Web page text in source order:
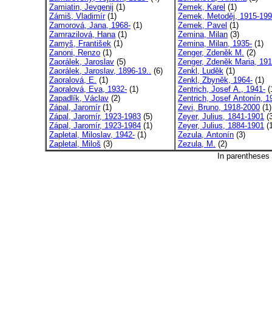
Zamiatin, Jevgenij (1)
Zámiš, Vladimír(1)
Zamorová, Jana, 1968- (1)
Zamrazilová, Hana(1)
Zamyš, František (1)
Zanoni, Renzo (1)
Zaorálek, Jaroslav (5)
Zaorálek, Jaroslav, 1896-19.. (6)
Zaoralová, E. (1)
Zaoralová, Eva, 1932- (1)
Zapadlík, Václav (2)
Zápal, Jaromír(1)
Zápal, Jaromír, 1923-1983 (5)
Zápal, Jaromír, 1923-1984 (1)
Zapletal, Miloslav, 1942- (1)
Zapletal, Miloš (3)
Zemek, Karel (1)
Zemek, Metoděj, 1915-
Zemek, Pavel (1)
Zemina, Milan (3)
Zemina, Milan, 1935- (1)
Zenger, Zdeněk M. (2)
Zenger, Zdeněk Maria,
Zenkl, Luděk (1)
Zenkl, Zbyněk, 1964- (1)
Zentrich, Josef A., 1941-
Zentrich, Josef Antonín,
Zevi, Bruno, 1918-2000 (1)
Zeyer, Julius, 1841-1901
Zeyer, Julius, 1884-1901
Zezula, Antonín (3)
Zezula, M. (2)
In